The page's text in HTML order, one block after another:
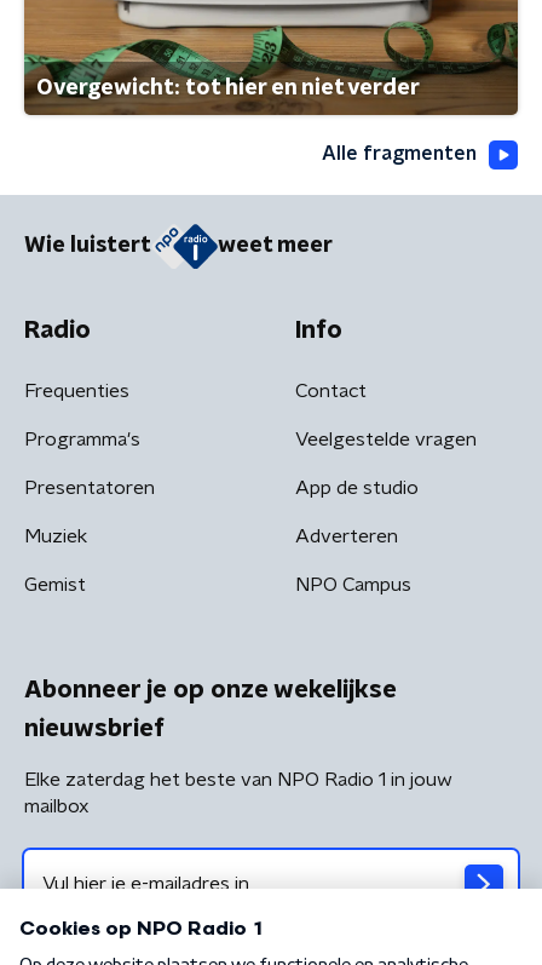
Overgewicht: tot hier en niet verder
Alle fragmenten
Wie luistert weet meer
Radio
Frequenties
Programma's
Presentatoren
Muziek
Gemist
Info
Contact
Veelgestelde vragen
App de studio
Adverteren
NPO Campus
Abonneer je op onze wekelijkse
nieuwsbrief
Elke zaterdag het beste van NPO Radio 1 in jouw
mailbox